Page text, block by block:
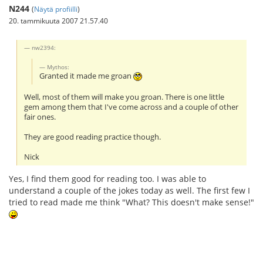
N244 (Näytä profiilli)
20. tammikuuta 2007 21.57.40
nw2394:
Mythos:
Granted it made me groan
Well, most of them will make you groan. There is one little
gem among them that I've come across and a couple of other
fair ones.
They are good reading practice though.
Nick
Yes, I find them good for reading too. I was able to
understand a couple of the jokes today as well. The first few I
tried to read made me think "What? This doesn't make sense!"